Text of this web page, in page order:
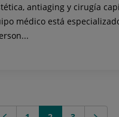
antiaging y cirugía
médico está